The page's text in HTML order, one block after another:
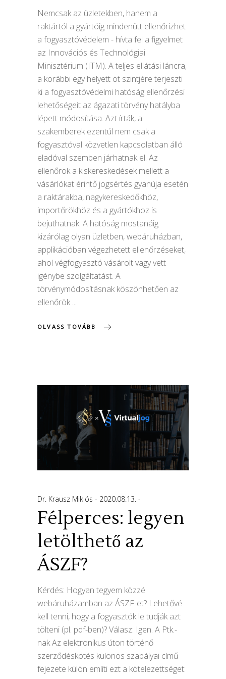
Nemcsak az üzletekben, hanem a
raktártól a gyártóig mindenütt ellenőrizhet
a fogyasztóvédelem - hívta fel a figyelmet
az Innovációs és Technológiai
Minisztérium (ITM). A teljes ellátási láncra,
a korábbi egy helyett öt szintjére terjeszti
ki a fogyasztóvédelmi hatóság ellenőrzési
lehetőségeit az ágazati törvény hatályba
lépett módosítása. Azt írták, a
szakemberek ezentúl nem csak a
fogyasztóval közvetlen kapcsolatban álló
eladóval szemben járhatnak el. Az
ellenőrök a kiskereskedések mellett a
vásárlókat érintő jogsértés gyanúja esetén
a raktárakba, nagykereskedőkhöz,
importőrökhöz és a gyártókhoz is
bejuthatnak. A hatóság mostanáig
kizárólag olyan üzletben, webáruházban,
applikációban végezhetett ellenőrzéseket,
ahol végfogyasztó vásárolt vagy vett
igénybe szolgáltatást. A
törvénymódosításnak köszönhetően az
ellenőrök
OLVASS TOVÁBB
Dr. Krausz Miklós 2020.08.13.
Félperces: legyen
letölthető az
ÁSZF?
Kérdés: Hogyan tegyem közzé
webáruházamban az ÁSZF-et? Lehetővé
kell tenni, hogy a fogyasztók le tudják azt
tölteni (pl. pdf-ben)? Válasz: Igen. A Ptk.-
nak Az elektronikus úton történő
szerződéskötés különös szabályai című
fejezete külön említi ezt a kötelezettséget: